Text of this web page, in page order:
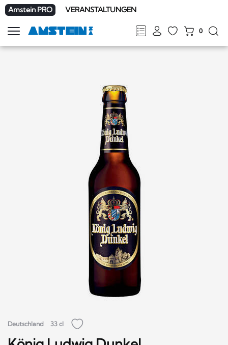
Amstein PRO VERANSTALTUNGEN
FRDEENIT
0
Navigation
zeigen
Deutschland 33 cl